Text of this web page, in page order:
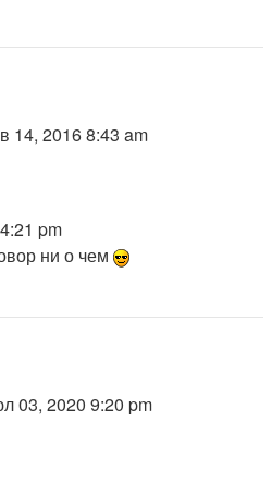
14, 2016 8:43 am
pm
ни о чем
03, 2020 9:20 pm